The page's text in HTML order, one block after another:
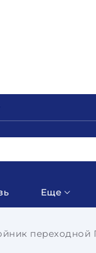
Еще
переходной